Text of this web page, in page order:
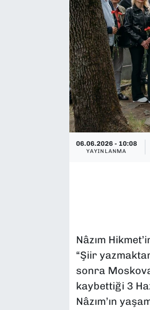
06.06.2026 - 10:08
YAYINLANMA
Nâzım
“Şiir
sonra
kaybettiği 3
Nâzım’ın
TEKNOLOJİ
YEREL YÖNETİMLER